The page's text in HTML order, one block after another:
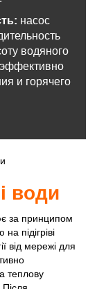
насос
водяного
эффективно
и горячего
води
за принципом
підігріві
від мережі для
теплову